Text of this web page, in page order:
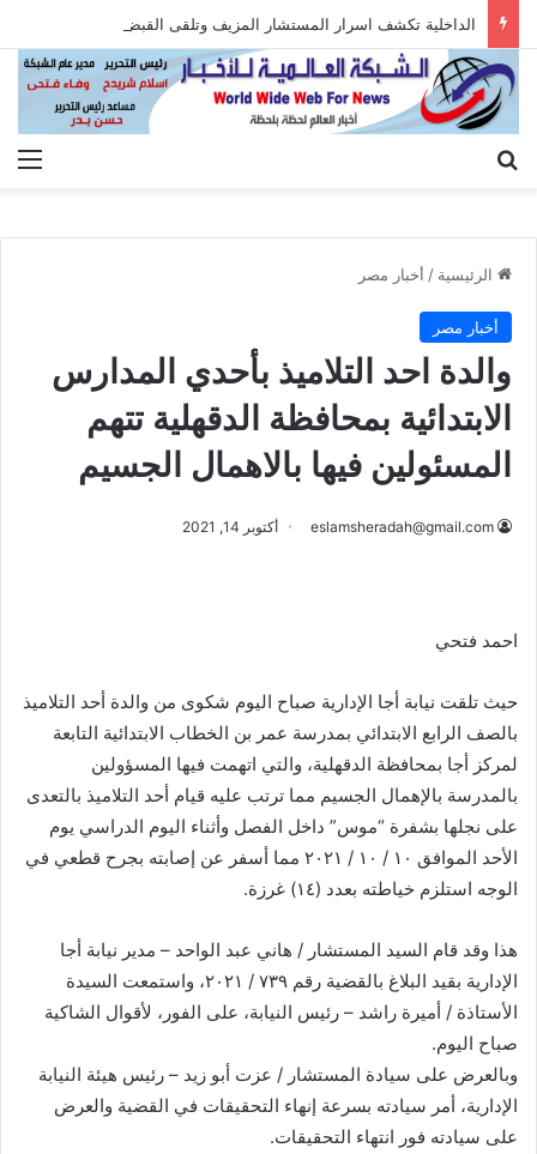
الرئيسية / أخبار مصر
أخبار مصر
والدة احد التلاميذ بأحدي المدارس
الابتدائية بمحافظة الدقهلية تتهم
المسئولين فيها بالاهمال الجسيم
eslamsheradah@gmail.com أكتوبر 14, 2021
احمد فتحي
حيث تلقت نيابة أجا الإدارية صباح اليوم شكوى من والدة أحد التلاميذ
بالصف الرابع الابتدائي بمدرسة عمر بن الخطاب الابتدائية التابعة
لمركز أجا بمحافظة الدقهلية، والتي اتهمت فيها المسؤولين
بالمدرسة بالإهمال الجسيم مما ترتب عليه قيام أحد التلاميذ بالتعدى
على نجلها بشفرة “موس” داخل الفصل وأثناء اليوم الدراسي يوم
الأحد الموافق ١٠ / ١٠ / ٢٠٢١ مما أسفر عن إصابته بجرح قطعي في
الوجه استلزم خياطته بعدد (١٤) غرزة.
هذا وقد قام السيد المستشار / هاني عبد الواحد – مدير نيابة أجا
الإدارية بقيد البلاغ بالقضية رقم ٧٣٩ / ٢٠٢١، واستمعت السيدة
الأستاذة / أميرة راشد – رئيس النيابة، على الفور، لأقوال الشاكية
صباح اليوم.
وبالعرض على سيادة المستشار / عزت أبو زيد – رئيس هيئة النيابة
الإدارية، أمر سيادته بسرعة إنهاء التحقيقات في القضية والعرض
على سيادته فور انتهاء التحقيقات.